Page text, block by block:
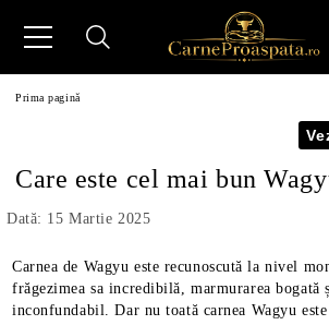
Prima pagină
Care este cel mai bun
Dată: 15 Martie 2025
Carnea de Wagyu este recunoscută la nivel
frăgezimea sa incredibilă, marmurarea bogată
inconfundabil. Dar nu toată carnea Wagyu